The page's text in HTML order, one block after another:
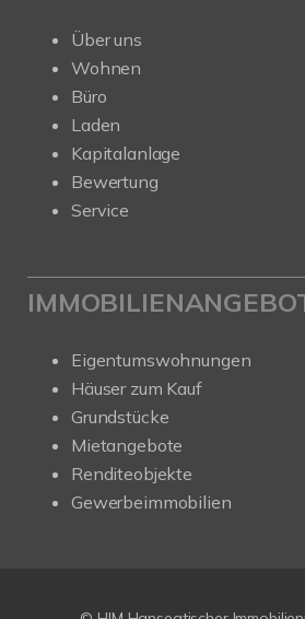
Über uns
Wohnen
Büro
Laden
Kapitalanlage
Bewertung
Service
Eigentumswohnungen
Häuser zum Kauf
Grundstücke
Mietangebote
Renditeobjekte
Gewerbeimmobilien